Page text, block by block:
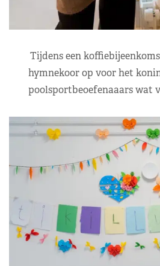
Tijdens een
hymnekoor op voor het
poolsportbeoefenaaars wat